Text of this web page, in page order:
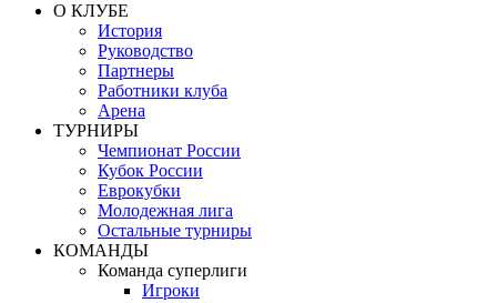
О КЛУБЕ
История
Руководство
Партнеры
Работники клуба
Арена
ТУРНИРЫ
Чемпионат России
Кубок России
Еврокубки
Молодежная лига
Остальные турниры
КОМАНДЫ
Команда суперлиги
Игроки